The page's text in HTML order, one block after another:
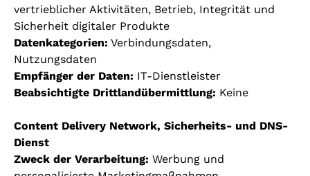
vertrieblicher Aktivitäten, Betrieb, Integrität und
Sicherheit digitaler Produkte
Datenkategorien: Verbindungsdaten,
Nutzungsdaten
Empfänger der Daten: IT-Dienstleister
Beabsichtigte Drittlandübermittlung: Keine
Content Delivery Network, Sicherheits- und DNS-
Dienst
Zweck der Verarbeitung: Werbung und